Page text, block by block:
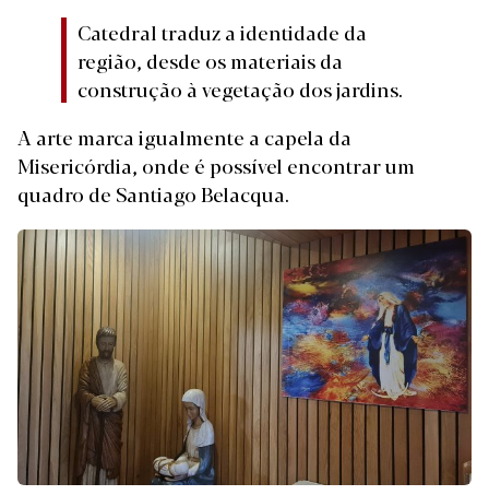
Catedral traduz a identidade da
região, desde os materiais da
construção à vegetação dos jardins.
A arte marca igualmente a capela da
Misericórdia, onde é possível encontrar um
quadro de Santiago Belacqua.